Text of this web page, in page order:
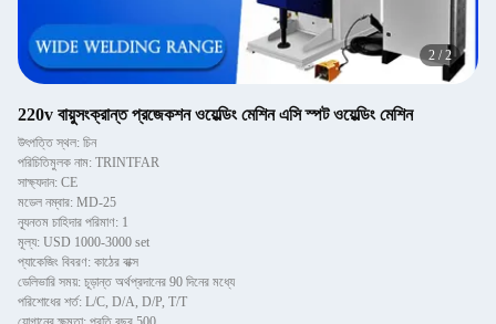
2 /2
220v বায়ুসংক্রান্ত প্রজেকশন ওয়েল্ডিং মেশিন এসি স্পট ওয়েল্ডিং মেশিন
উৎপত্তি স্থল: চিন
পরিচিতিমুলক নাম: TRINTFAR
সাক্ষ্যদান: CE
মডেল নম্বার: MD-25
ন্যূনতম চাহিদার পরিমাণ: 1
মূল্য: USD 1000-3000 set
প্যাকেজিং বিবরণ: কাঠের বাক্স
ডেলিভারি সময়: চূড়ান্ত অর্থপ্রদানের 90 দিনের মধ্যে
পরিশোধের শর্ত: L/C, D/A, D/P, T/T